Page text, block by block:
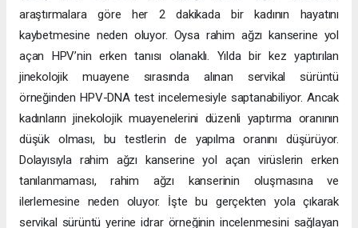
araştırmalara göre her 2 dakikada bir kadının hayatını
kaybetmesine neden oluyor. Oysa rahim ağzı kanserine yol
açan HPV’nin erken tanısı olanaklı. Yılda bir kez yaptırılan
jinekolojik muayene sırasında alınan servikal sürüntü
örneğinden HPV-DNA test incelemesiyle saptanabiliyor. Ancak
kadınların jinekolojik muayenelerini düzenli yaptırma oranının
düşük olması, bu testlerin de yapılma oranını düşürüyor.
Dolayısıyla rahim ağzı kanserine yol açan virüslerin erken
tanılanmaması, rahim ağzı kanserinin oluşmasına ve
ilerlemesine neden oluyor. İşte bu gerçekten yola çıkarak
servikal sürüntü yerine idrar örneğinin incelenmesini sağlayan